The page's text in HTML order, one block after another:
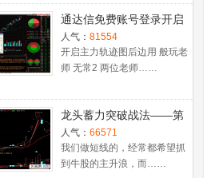
通达信免费账号登录开启
十档框和调用主力监控教
程
人气： 81554
开启主力轨迹图后边用 般玩老
师 无常2 两位老师……
龙头蓄力突破战法——第
一时间介入牛股主升浪捕
捉涨停板的技巧（图解）
人气： 66571
我们做短线的，经常都希望抓
到牛股的主升浪，而……